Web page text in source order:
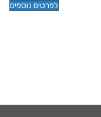
לפרטים נוספים